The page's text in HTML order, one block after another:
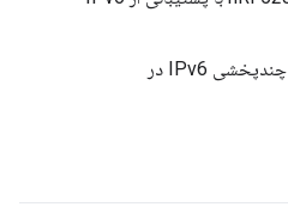
نحوه اشتراک در آدرس‌های چندپخشی IPv6 در